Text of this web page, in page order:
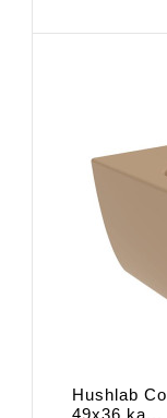
Hushlab
49x36 ka...